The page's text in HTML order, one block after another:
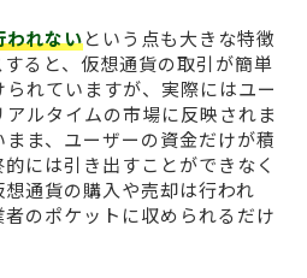
われないという点も大きな特徴
ると、仮想通貨の取引が簡単
れていますが、実際にはユー
ルタイムの市場に反映されま
ま、ユーザーの資金だけが積
には引き出すことができなく
通貨の購入や売却は行われ
のポケットに収められるだけ